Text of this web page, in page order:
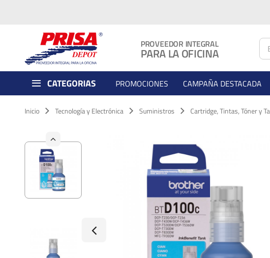
PROVEEDOR INTEGRAL
PARA LA OFICINA
CATEGORIAS PROMOCIONES CAMPAÑA DESTACADA
Inicio Tecnología y Electrónica Suministros Cartridge, Tintas, Tóner y